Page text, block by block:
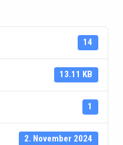
14
13.11 KB
1
2. November 2024